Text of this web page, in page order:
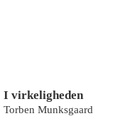
I virkeligheden
Torben Munksgaard